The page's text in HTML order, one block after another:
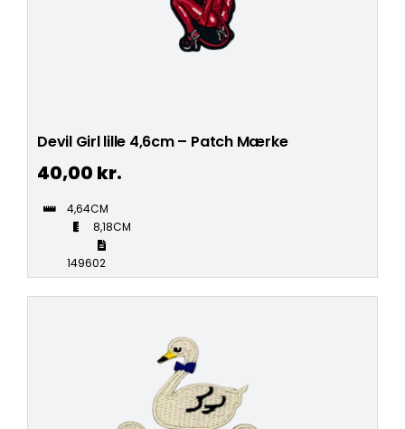
Devil Girl lille 4,6cm – Patch Mærke
40,00 kr.
4,64CM
8,18CM
149602